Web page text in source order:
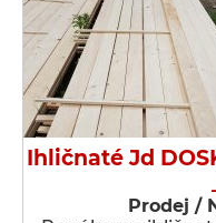
Ihličnaté Jd
Prodej /